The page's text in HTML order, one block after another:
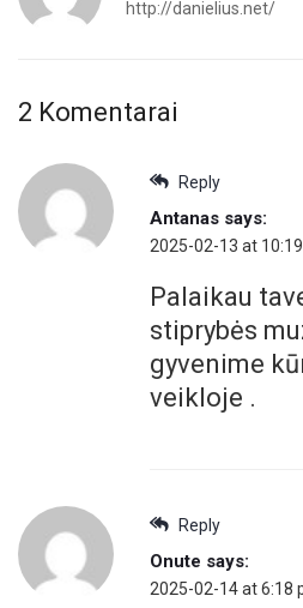
http://danielius.net/
2 Komentarai
Reply
Antanas says:
2025-02-13 at
Palaikau
stiprybės
gyvenime
veikloje .
Reply
Onute says:
2025-02-14 at 6:18